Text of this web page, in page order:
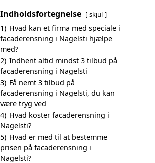
Indholdsfortegnelse skjul
1) Hvad kan et firma med speciale i
facaderensning i Nagelsti hjælpe
med?
2) Indhent altid mindst 3 tilbud på
facaderensning i Nagelsti
3) Få nemt 3 tilbud på
facaderensning i Nagelsti, du kan
være tryg ved
4) Hvad koster facaderensning i
Nagelsti?
5) Hvad er med til at bestemme
prisen på facaderensning i
Nagelsti?